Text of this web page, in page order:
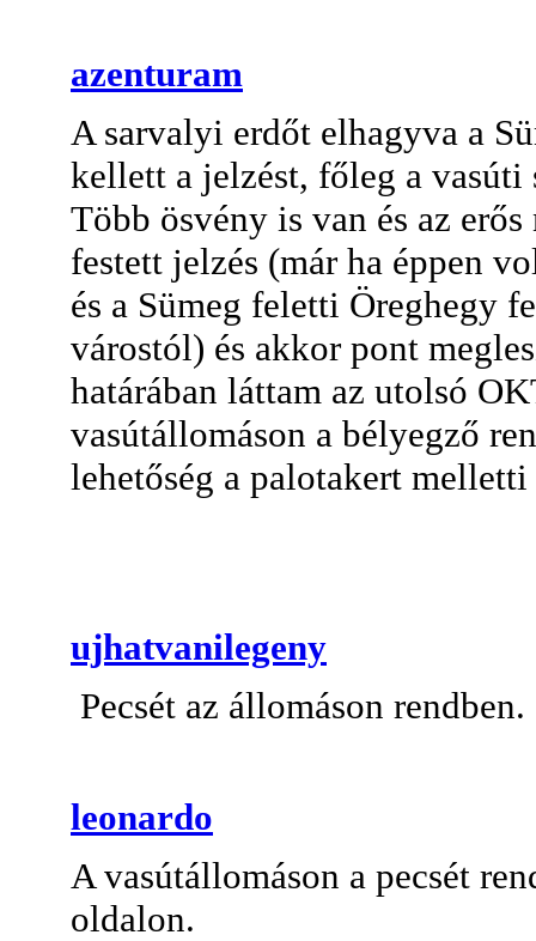
azenturam
A sarvalyi erdőt elhagyva a
kellett a jelzést, főleg a
Több ösvény is van és az
festett jelzés (már ha éppen
és a Sümeg feletti Öreghegy
várostól) és akkor pont
határában láttam az utolsó
vasútállomáson a bélyegző
lehetőség a palotakert
ujhatvanilegeny
Pecsét az állomáson rendben.
leonardo
A vasútállomáson a pecsét
oldalon.